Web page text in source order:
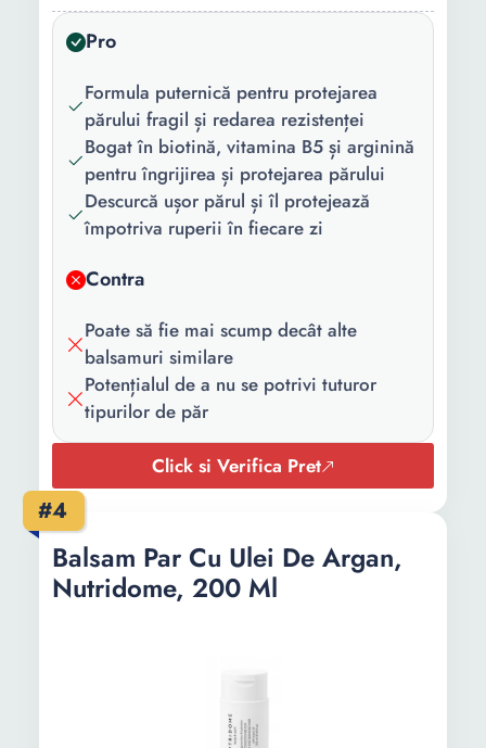
Tip scalp:
Normal
Gama:
Beneficii:
Hidratare Netezire
Proprietati:
Proteine
Numar
bucati/set:
1
Continut
pachet:
Cantitate: 200 ml
Pro
Formula puternică pentru protejarea
părului fragil și redarea rezistenței
Bogat în biotină, vitamina B5 și arginină
pentru îngrijirea și protejarea părului
Descurcă ușor părul și îl protejează
împotriva ruperii în fiecare zi
Contra
Poate să fie mai scump decât alte
balsamuri similare
Potențialul de a nu se potrivi tuturor
tipurilor de păr
Click si Verifica Pret
#4
Balsam Par Cu Ulei De Argan,
Nutridome, 200 Ml